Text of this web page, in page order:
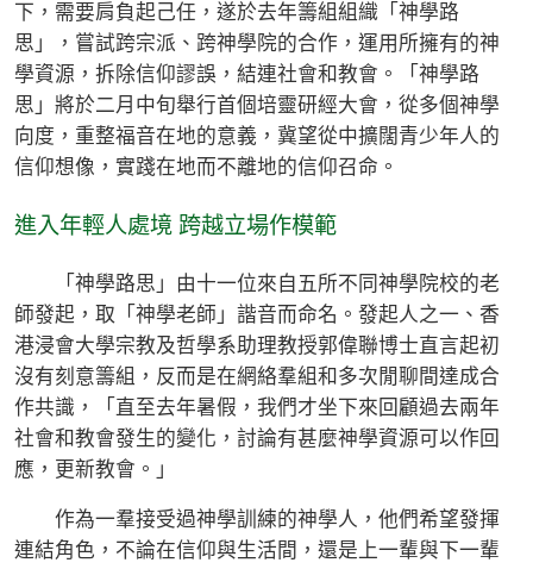
下，需要肩負起己任，遂於去年籌組組織「神學路
思」，嘗試跨宗派、跨神學院的合作，運用所擁有的神
學資源，拆除信仰謬誤，結連社會和教會。「神學路
思」將於二月中旬舉行首個培靈研經大會，從多個神學
向度，重整福音在地的意義，冀望從中擴闊青少年人的
信仰想像，實踐在地而不離地的信仰召命。
進入年輕人處境 跨越立場作模範
「神學路思」由十一位來自五所不同神學院校的老
師發起，取「神學老師」諧音而命名。發起人之一、香
港浸會大學宗教及哲學系助理教授郭偉聯博士直言起初
沒有刻意籌組，反而是在網絡羣組和多次閒聊間達成合
作共識，「直至去年暑假，我們才坐下來回顧過去兩年
社會和教會發生的變化，討論有甚麼神學資源可以作回
應，更新教會。」
作為一羣接受過神學訓練的神學人，他們希望發揮
連結角色，不論在信仰與生活間，還是上一輩與下一輩